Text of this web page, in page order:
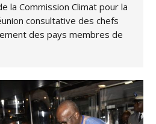
la Commission Climat pour la
consultative des chefs
des pays membres de